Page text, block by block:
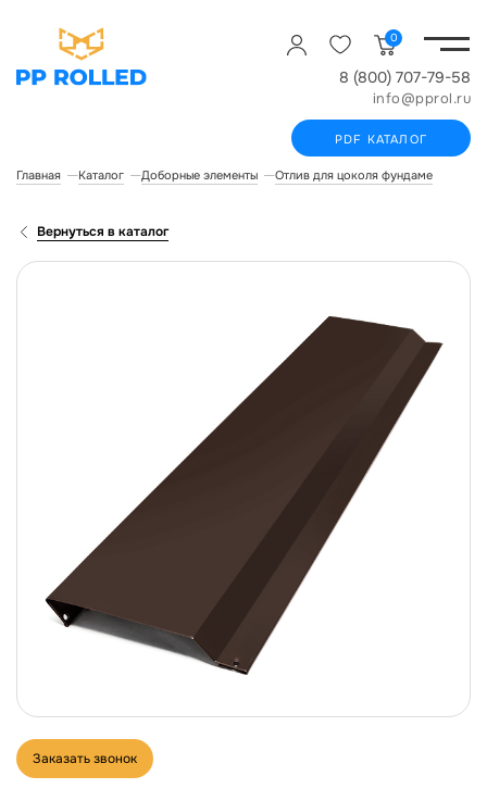
0
8 (800) 707-79-58
info@pprol.ru
PDF КАТАЛОГ
Главная Каталог Доборные элементы Отлив для цоколя фундамента
Вернуться в каталог
Заказать звонок